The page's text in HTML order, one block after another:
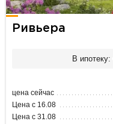
Ривьера
В ипотеку:
цена сейчас
Цена с 16.08
Цена с 31.08